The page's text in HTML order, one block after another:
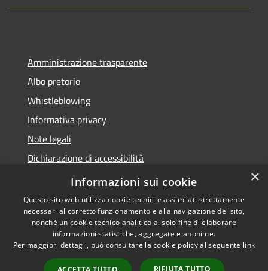
Amministrazione trasparente
Albo pretorio
Whistleblowing
Informativa privacy
Note legali
Dichiarazione di accessibilità
Obiettivi di accessibilità
Accessibilità
Copyright © 2026 • Comune di
Vigonza • Powered by
Municipium• Accesso
×
Informazioni sui cookie
Questo sito web utilizza cookie tecnici e assimilati strettamente
necessari al corretto funzionamento e alla navigazione del sito,
nonché un cookie tecnico analitico al solo fine di elaborare
informazioni statistiche, aggregate e anonime.
Per maggiori dettagli, può consultare la cookie policy al seguente link
RIFIUTA TUTTO